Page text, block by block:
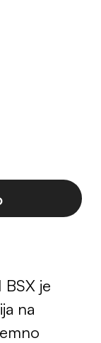
je
na